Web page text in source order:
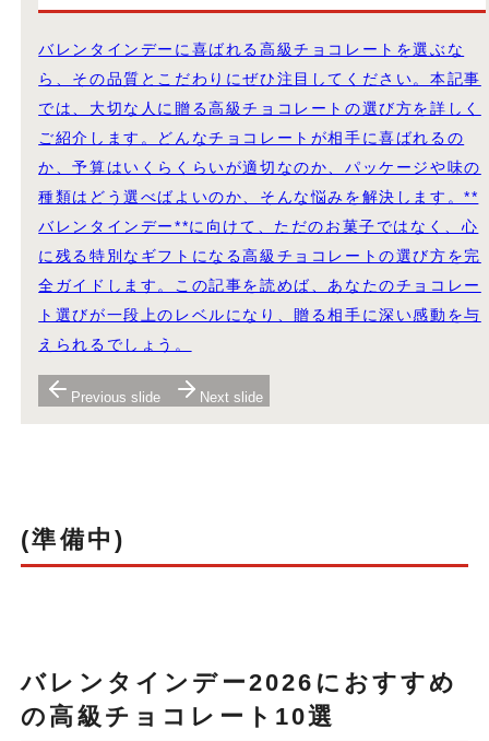
バレンタインデーに喜ばれる高級チョコレートを選ぶな
ら、その品質とこだわりにぜひ注目してください。本記事
では、大切な人に贈る高級チョコレートの選び方を詳しく
ご紹介します。どんなチョコレートが相手に喜ばれるの
か、予算はいくらくらいが適切なのか、パッケージや味の
種類はどう選べばよいのか、そんな悩みを解決します。**
バレンタインデー**に向けて、ただのお菓子ではなく、心
に残る特別なギフトになる高級チョコレートの選び方を完
全ガイドします。この記事を読めば、あなたのチョコレー
ト選びが一段上のレベルになり、贈る相手に深い感動を与
えられるでしょう。
Previous slide Next slide
(準備中)
バレンタインデー2026におすすめ
の高級チョコレート10選